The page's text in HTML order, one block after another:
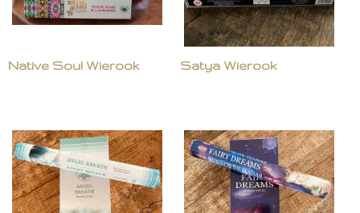
Native Soul Wierook Satya Wierook